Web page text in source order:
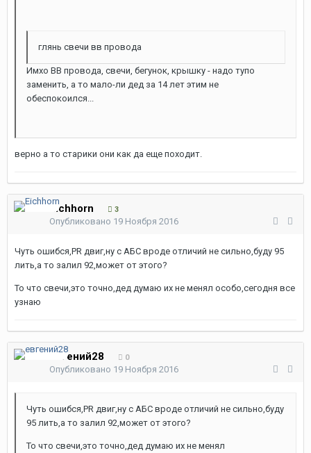
глянь свечи вв провода
Имхо ВВ провода, свечи, бегунок, крышку - надо тупо
заменить, а то мало-ли дед за 14 лет этим не
обеспокоился...
верно а то старики они как да еще походит.
Eichhorn 3
Опубликовано 19 Ноября 2016
Чуть ошибся,PR двиг,ну с АБС вроде отличий не сильно,буду 95
лить,а то залил 92,может от этого?
То что свечи,это точно,дед думаю их не менял особо,сегодня все
узнаю
евгений28 0
Опубликовано 19 Ноября 2016
Чуть ошибся,PR двиг,ну с АБС вроде отличий не сильно,буду
95 лить,а то залил 92,может от этого?
То что свечи,это точно,дед думаю их не менял